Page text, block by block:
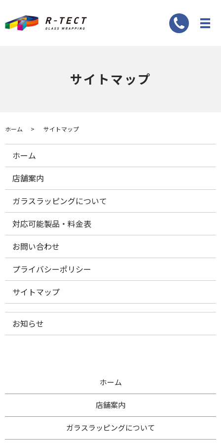
サイトマップ
ホーム サイトマップ
ホーム
店舗案内
ガラスラッピングについて
対応可能製品・料金表
お問い合わせ
プライバシーポリシー
サイトマップ
お知らせ
ホーム
店舗案内
ガラスラッピングについて